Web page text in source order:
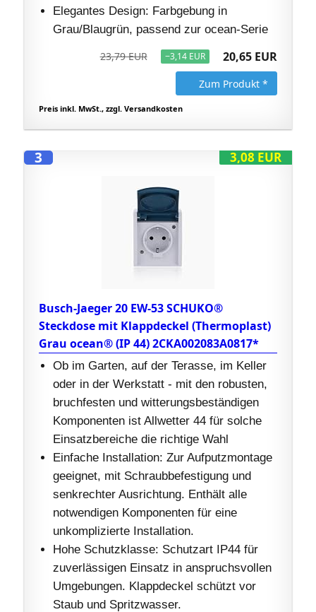
Elegantes Design: Farbgebung in
Grau/Blaugrün, passend zur ocean-Serie
23,79 EUR −3,14 EUR 20,65 EUR
Zum Produkt *
Preis inkl. MwSt., zzgl. Versandkosten
3,08 EUR
3
Busch-Jaeger 20 EW-53 SCHUKO®
Steckdose mit Klappdeckel (Thermoplast)
Grau ocean® (IP 44) 2CKA002083A0817*
Ob im Garten, auf der Terasse, im Keller
oder in der Werkstatt - mit den robusten,
bruchfesten und witterungsbeständigen
Komponenten ist Allwetter 44 für solche
Einsatzbereiche die richtige Wahl
Einfache Installation: Zur Aufputzmontage
geeignet, mit Schraubbefestigung und
senkrechter Ausrichtung. Enthält alle
notwendigen Komponenten für eine
unkomplizierte Installation.
Hohe Schutzklasse: Schutzart IP44 für
zuverlässigen Einsatz in anspruchsvollen
Umgebungen. Klappdeckel schützt vor
Staub und Spritzwasser.